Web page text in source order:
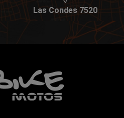
Las Condes 7520